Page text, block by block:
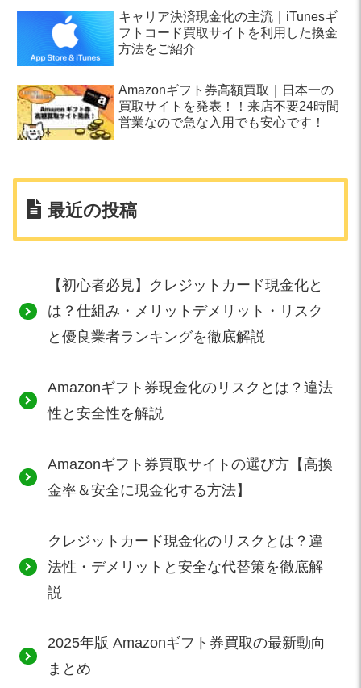
キャリア決済現金化の主流｜iTunesギ
フトコード買取サイトを利用した換金
方法をご紹介
Amazonギフト券高額買取｜日本一の
買取サイトを発表！！来店不要24時間
営業なので急な入用でも安心です！
最近の投稿
【初心者必見】クレジットカード現金化と
は？仕組み・メリットデメリット・リスク
と優良業者ランキングを徹底解説
Amazonギフト券現金化のリスクとは？違法
性と安全性を解説
Amazonギフト券買取サイトの選び方【高換
金率＆安全に現金化する方法】
クレジットカード現金化のリスクとは？違
法性・デメリットと安全な代替策を徹底解
説
2025年版 Amazonギフト券買取の最新動向
まとめ